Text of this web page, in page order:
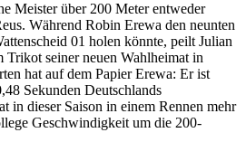
Meister über 200 Meter entweder
Während Robin Erewa den neunten
01 holen könnte, peilt Julian
seiner neuen Wahlheimat in
hat auf dem Papier Erewa: Er ist
Sekunden Deutschlands
in dieser Saison in einem Rennen mehr
Geschwindigkeit um die 200-